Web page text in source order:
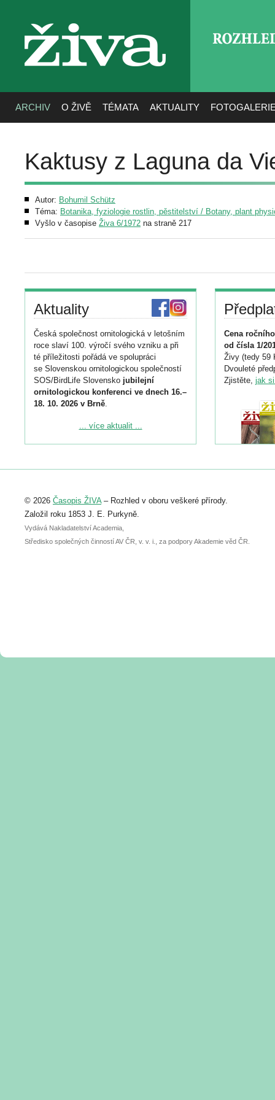
živa
ARCHIV O ŽIVĚ TÉMATA AKTUALITY
Kaktusy z Laguna da
Autor: Bohumil Schütz
Téma: Botanika, fyziologie rostlin, pěstitelství / Botany, plant
Vyšlo v časopise Živa 6/1972 na straně 217
Aktuality
Česká společnost ornitologická v letošním
roce slaví 100. výročí svého vzniku a při
té příležitosti pořádá ve spolupráci
se Slovenskou ornitologickou společností
SOS/BirdLife Slovensko jubilejní
ornitologickou konferenci ve dnech 16.–
18. 10. 2026 v Brně.
Podrobnější informace ke konferenci
Registrovat se můžete do 6. září.
abstraktu přihlášené přednášky nebo
posteru je už 30. června.
... více aktualit ...
Cena
od čísla 1/
Živy (tedy 59
Dvouleté
Zjistěte, jak
© 2026 Časopis ŽIVA– Rozhled v oboru veškeré přírody.
Založil roku 1853 J. E. Purkyně.
Vydává Nakladatelství Academia,
Středisko společných činností AV ČR, v. v. i., za podpory Akademie věd ČR.